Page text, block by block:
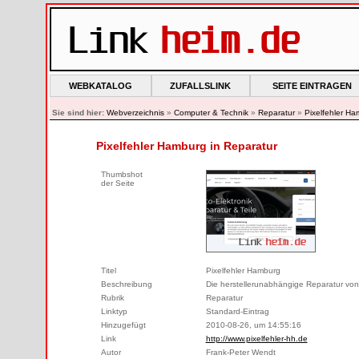
WEBKATALOG ZUFALLSLINK SEITE EINTRAGEN
Sie sind hier: Webverzeichnis» Computer & Technik» Reparatur» Pixelfehler
Pixelfehler Hamburg in Reparatur
Thumbshot
der Seite
Titel
Pixelfehler Hamburg
Beschreibung
Die herstellerunabhängige Reparatur
Rubrik
Reparatur
Linktyp
Standard-Eintrag
Hinzugefügt
2010-08-26, um 14:55:16
Link
http://www.pixelfehler-hh.de
Autor
Frank-Peter Wendt